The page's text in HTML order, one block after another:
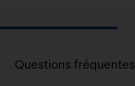
Questions fréquentes